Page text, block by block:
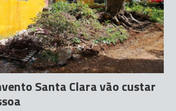
Santa Clara vão custar